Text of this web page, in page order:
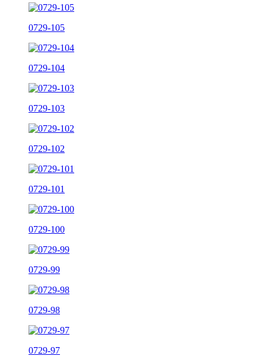
0729-105
0729-104
0729-103
0729-102
0729-101
0729-100
0729-99
0729-98
0729-97